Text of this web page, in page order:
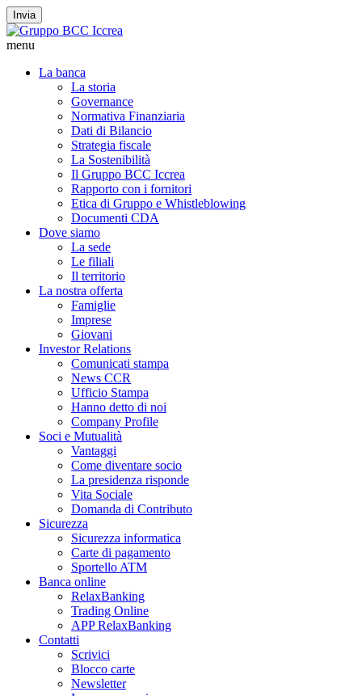
Invia
menu
La banca
La storia
Governance
Normativa Finanziaria
Dati di Bilancio
Strategia fiscale
La Sostenibilità
Il Gruppo BCC Iccrea
Rapporto con i fornitori
Etica di Gruppo e Whistleblowing
Documenti CDA
Dove siamo
La sede
Le filiali
Il territorio
La nostra offerta
Famiglie
Imprese
Giovani
Investor Relations
Comunicati stampa
News CCR
Ufficio Stampa
Hanno detto di noi
Company Profile
Soci e Mutualità
Vantaggi
Come diventare socio
La presidenza risponde
Vita Sociale
Domanda di Contributo
Sicurezza
Sicurezza informatica
Carte di pagamento
Sportello ATM
Banca online
RelaxBanking
Trading Online
APP RelaxBanking
Contatti
Scrivici
Blocco carte
Newsletter